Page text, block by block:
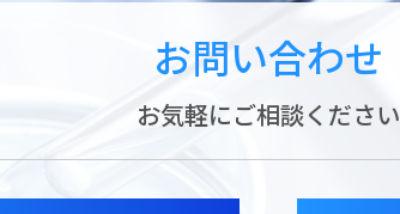
お問い合わせ
お気軽にご相談ください